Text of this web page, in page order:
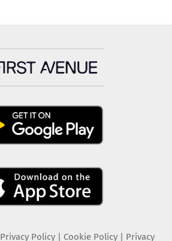
Privacy Policy| Cookie Policy| Privacy